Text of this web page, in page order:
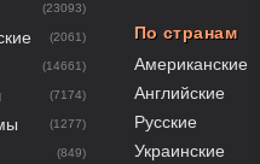
(23093)
(2061)
(14661)
(7174)
(1277)
(849)
По странам
Американские
Английские
Русские
Украинские